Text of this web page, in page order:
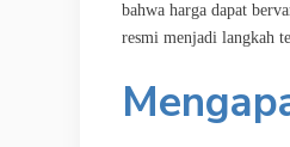
bahwa harga dapat
resmi menjadi langkah